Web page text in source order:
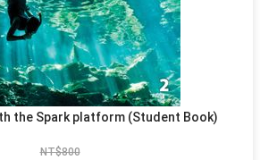
the Spark platform (Student Book)
NT$800